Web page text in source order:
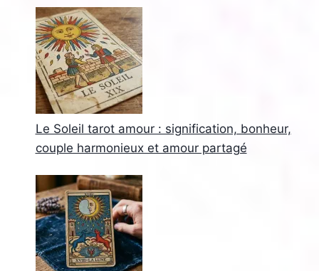
Le Soleil tarot amour : signification, bonheur,
couple harmonieux et amour partagé